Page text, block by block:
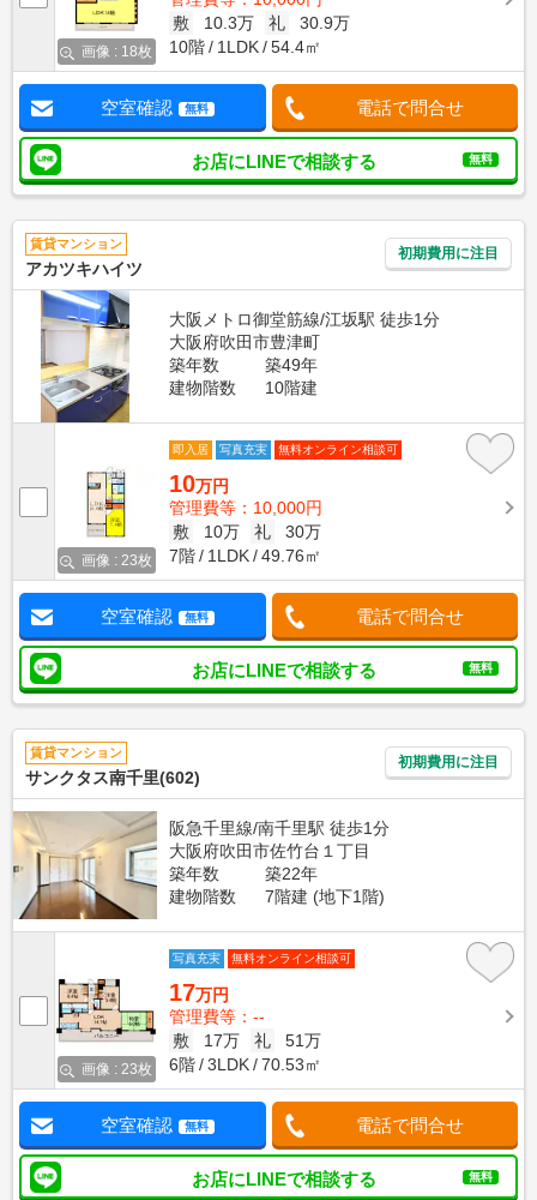
画像 : 18枚
敷
10.3万 礼
30.9万
10階
1LDK 54.4㎡
空室確認 無料 電話で問合せ
お店にLINEで相談する 無料
賃貸マンション
アカツキハイツ
初期費用に注目
大阪メトロ御堂筋線/江坂駅 徒歩1分
大阪府吹田市豊津町
築年数
築49年
建物階数
10階建
画像 : 23枚
即入居 写真充実 無料オンライン相談可
10万円
管理費等：10,000円
敷
10万 礼
30万
7階
1LDK 49.76㎡
空室確認 無料 電話で問合せ
お店にLINEで相談する 無料
賃貸マンション
サンクタス南千里(602)
初期費用に注目
阪急千里線/南千里駅 徒歩1分
大阪府吹田市佐竹台１丁目
築年数
築22年
建物階数
7階建 (地下1階)
画像 : 23枚
写真充実 無料オンライン相談可
17万円
管理費等：--
敷
17万 礼
51万
6階
3LDK 70.53㎡
空室確認 無料 電話で問合せ
お店にLINEで相談する 無料